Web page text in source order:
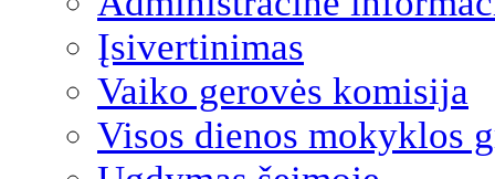
Įsivertinimas
Vaiko gerovės komisija
Visos dienos mokyklos